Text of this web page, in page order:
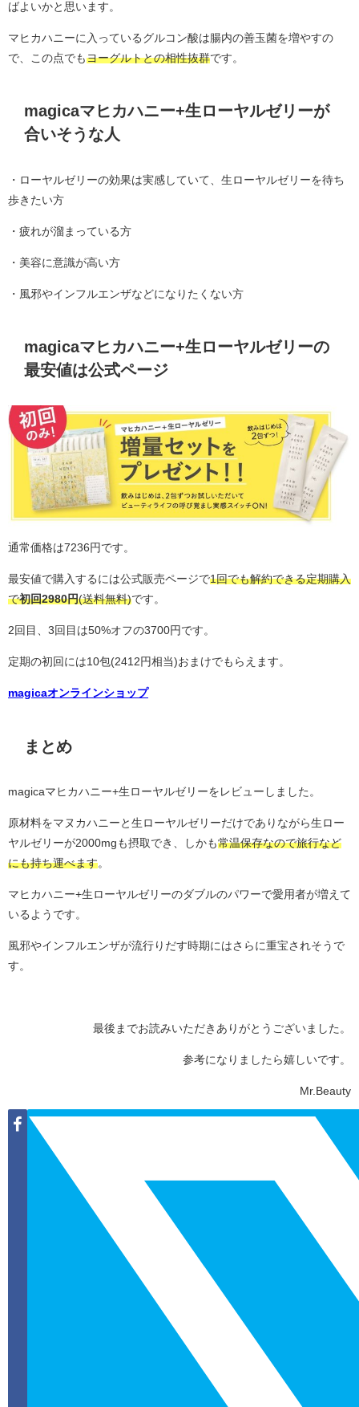
ばよいかと思います。
マヒカハニーに入っているグルコン酸は腸内の善玉菌を増やすの
で、この点でもヨーグルトとの相性抜群です。
magicaマヒカハニー+生ローヤルゼリーが
合いそうな人
・ローヤルゼリーの効果は実感していて、生ローヤルゼリーを待ち
歩きたい方
・疲れが溜まっている方
・美容に意識が高い方
・風邪やインフルエンザなどになりたくない方
magicaマヒカハニー+生ローヤルゼリーの
最安値は公式ページ
通常価格は7236円です。
最安値で購入するには公式販売ページで1回でも解約できる定期購入
で初回2980円(送料無料)です。
2回目、3回目は50%オフの3700円です。
定期の初回には10包(2412円相当)おまけでもらえます。
magicaオンラインショップ
まとめ
magicaマヒカハニー+生ローヤルゼリーをレビューしました。
原材料をマヌカハニーと生ローヤルゼリーだけでありながら生ロー
ヤルゼリーが2000mgも摂取でき、しかも常温保存なので旅行など
にも持ち運べます。
マヒカハニー+生ローヤルゼリーのダブルのパワーで愛用者が増えて
いるようです。
風邪やインフルエンザが流行りだす時期にはさらに重宝されそうで
す。
最後までお読みいただきありがとうございました。
参考になりましたら嬉しいです。
Mr.Beauty